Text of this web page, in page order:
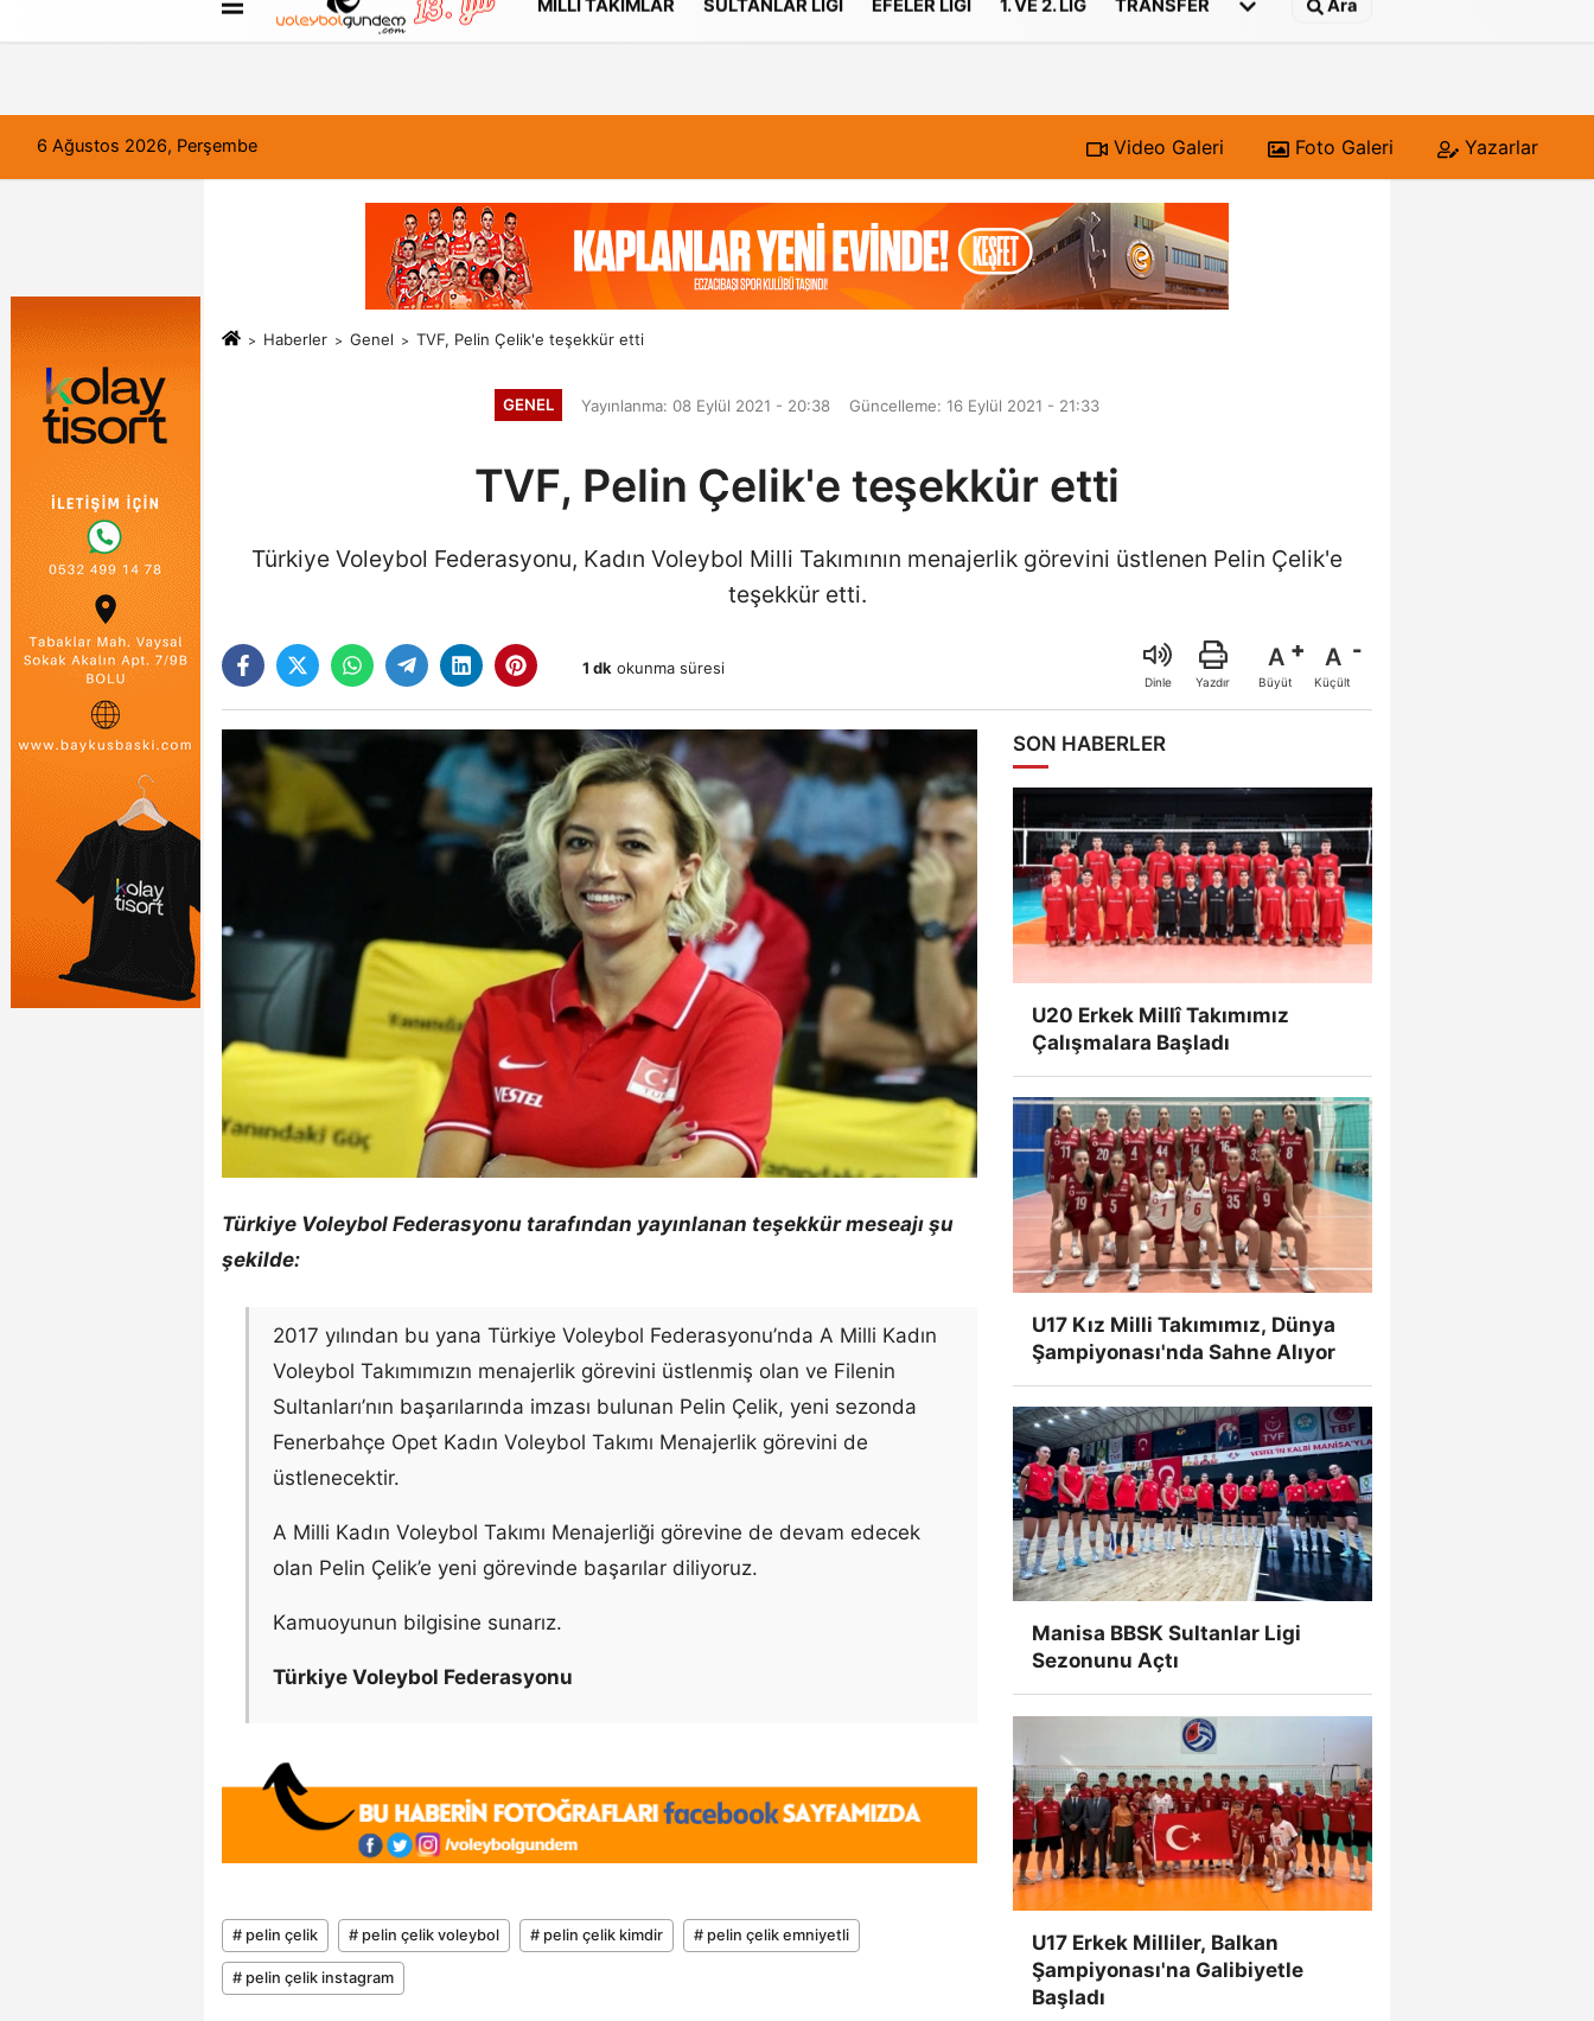
FORUM Haber Gönder Künye
MILLI TAKIMLAR SULTANLAR LIGI EFELER LIGI 1. VE 2. LIG TRANSFER Ara
6 Ağustos 2026, Perşembe Video Galeri Foto Galeri Yazarlar
Haberler Genel TVF, Pelin Çelik'e teşekkür etti
GENEL Yayınlanma: 08 Eylül 2021 - 20:38 Güncelleme: 16 Eylül 2021 - 21:33
TVF, Pelin Çelik'e teşekkür etti
Türkiye Voleybol Federasyonu, Kadın Voleybol Milli Takımının menajerlik görevini üstlenen Pelin Çelik'e
teşekkür etti.
1 dk okunma süresi
Dinle Yazdır
A
Büyüt
A
Küçült
Türkiye Voleybol Federasyonu tarafından yayınlanan teşekkür meseajı şu
şekilde:
2017 yılından bu yana Türkiye Voleybol Federasyonu’nda A Milli Kadın
Voleybol Takımımızın menajerlik görevini üstlenmiş olan ve Filenin
Sultanları’nın başarılarında imzası bulunan Pelin Çelik, yeni sezonda
Fenerbahçe Opet Kadın Voleybol Takımı Menajerlik görevini de
üstlenecektir.
A Milli Kadın Voleybol Takımı Menajerliği görevine de devam edecek
olan Pelin Çelik’e yeni görevinde başarılar diliyoruz.
Kamuoyunun bilgisine sunarız.
Türkiye Voleybol Federasyonu
# pelin çelik # pelin çelik voleybol # pelin çelik kimdir # pelin çelik emniyetli
# pelin çelik instagram
SON HABERLER
U20 Erkek Millî Takımımız
Çalışmalara Başladı
U17 Kız Milli Takımımız, Dünya
Şampiyonası'nda Sahne Alıyor
Manisa BBSK Sultanlar Ligi
Sezonunu Açtı
U17 Erkek Milliler, Balkan
Şampiyonası'na Galibiyetle
Başladı